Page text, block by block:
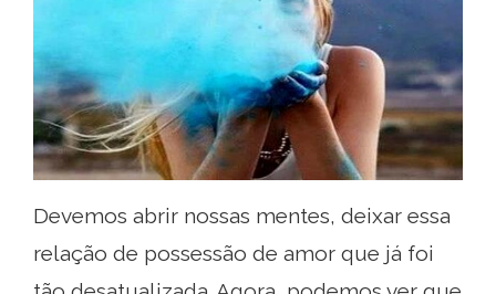
Devemos abrir nossas mentes, deixar essa
relação de possessão de amor que já foi